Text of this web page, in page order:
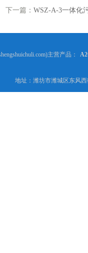
下一篇： WSZ-A-3一体化
主营产品：
地址：潍坊市潍城区东风